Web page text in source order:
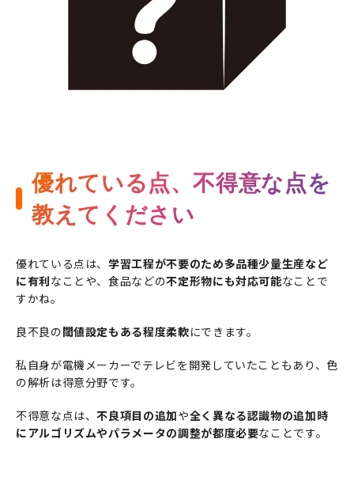
優れている点、不得意な点を
教えてください
優れている点は、学習工程が不要のため多品種少量生産など
に有利なことや、食品などの不定形物にも対応可能なことで
すかね。
良不良の閾値設定もある程度柔軟にできます。
私自身が電機メーカーでテレビを開発していたこともあり、色
の解析は得意分野です。
不得意な点は、不良項目の追加や全く異なる認識物の追加時
にアルゴリズムやパラメータの調整が都度必要なことです。